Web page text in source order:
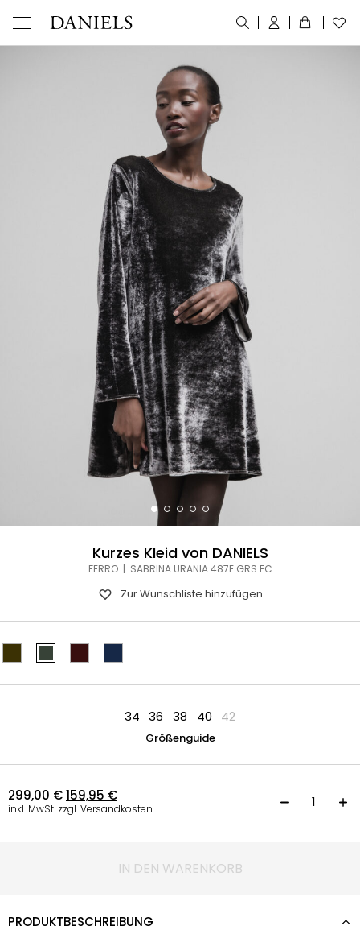
Kurzes Kleid von DANIELS
FERRO | SABRINA URANIA 487E GRS FC
Zur Wunschliste hinzufügen
34 36 38 40 42
Größenguide
299,00€159,95 €
inkl. MwSt. zzgl. Versandkosten
IN DEN WARENKORB
PRODUKTBESCHREIBUNG